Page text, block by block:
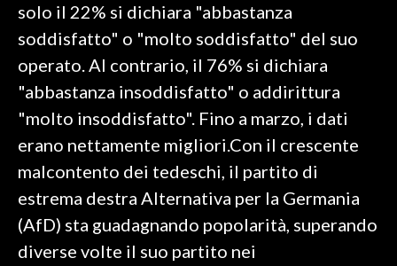
INSULARITÀ
INFO AZIENDE
STORE
solo il 22% si dichiara "abbastanza
soddisfatto" o "molto soddisfatto" del suo
operato. Al contrario, il 76% si dichiara
"abbastanza insoddisfatto" o addirittura
"molto insoddisfatto". Fino a marzo, i dati
erano nettamente migliori.Con il crescente
malcontento dei tedeschi, il partito di
estrema destra Alternativa per la Germania
(AfD) sta guadagnando popolarità, superando
diverse volte il suo partito nei